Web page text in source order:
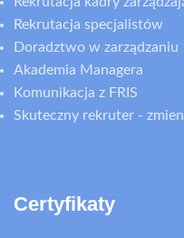
Rekrutacja specjalistów
Doradztwo w zarządzaniu
Akademia Managera
Komunikacja z FRIS
Skuteczny rekruter -
Certyfikaty